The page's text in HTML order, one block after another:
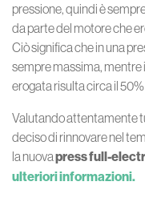
pressione, quindi è
da parte del motore che
Ciò significa che in una
sempre massima, mentre
erogata risulta circa il
Valutando attentamente
deciso di rinnovare nel
la nuovapress full-
ulteriori informazioni.